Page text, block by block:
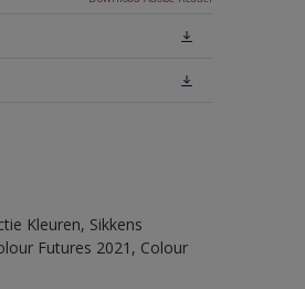
Kleuren, Sikkens
Futures 2021, Colour